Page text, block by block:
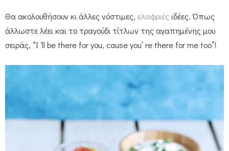
Θα ακολουθήσουν κι άλλες νόστιμες, ελαφριές ιδέες. Όπως
άλλωστε λέει και το τραγούδι τίτλων της αγαπημένης μου
σειράς, “I ‘ll be there for you, cause you’ re there for me too”!